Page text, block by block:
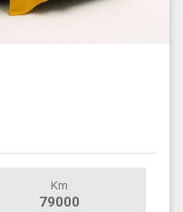
Km
79000